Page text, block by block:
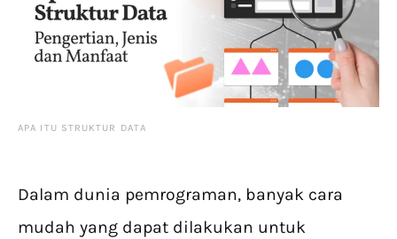
APA ITU STRUKTUR DATA
Dalam dunia pemrograman, banyak cara
mudah yang dapat dilakukan untuk